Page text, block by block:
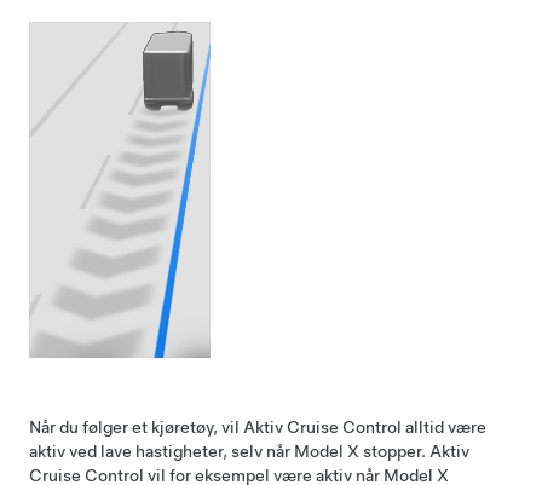
Når du følger et kjøretøy, vil Aktiv Cruise Control alltid være
aktiv ved lave hastigheter, selv når Model X stopper. Aktiv
Cruise Control vil for eksempel være aktiv når Model X